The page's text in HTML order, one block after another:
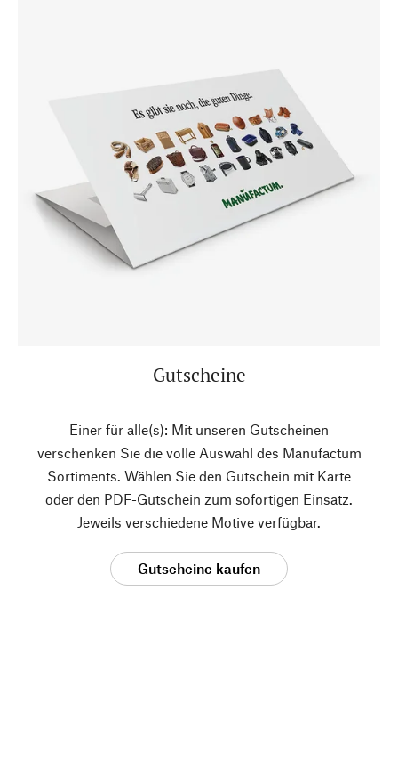
Gutscheine
Einer für alle(s): Mit unseren Gutscheinen
verschenken Sie die volle Auswahl des Manufactum
Sortiments. Wählen Sie den Gutschein mit Karte
oder den PDF-Gutschein zum sofortigen Einsatz.
Jeweils verschiedene Motive verfügbar.
Gutscheine kaufen